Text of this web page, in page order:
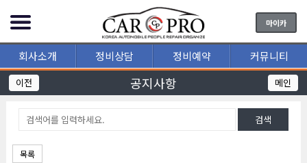
마이카
회사소개 정비상담 정비예약 커뮤니티
이전 메인
공지사항
검색
목록